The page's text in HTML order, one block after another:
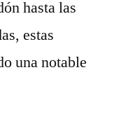
hasta las
estas
una notable